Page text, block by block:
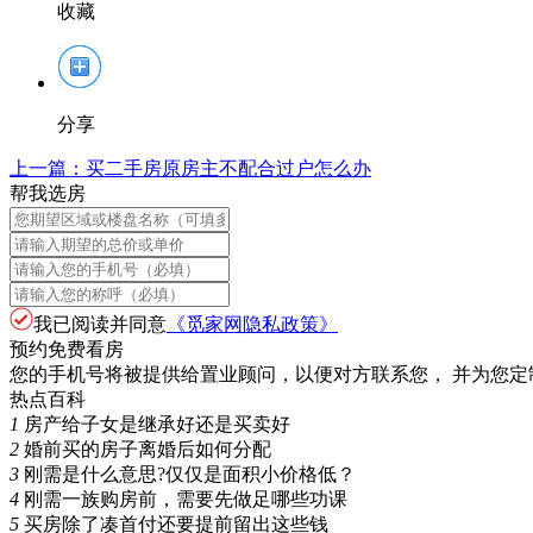
收藏
分享
上一篇： 买二手房原房主不配合过户怎么办
帮我选房
我已阅读并同意 《觅家网隐私政策》
预约免费看房
您的手机号将被提供给置业顾问，以便对方联系您， 并为您定
热点百科
1 房产给子女是继承好还是买卖好
2 婚前买的房子离婚后如何分配
3 刚需是什么意思?仅仅是面积小价格低？
4 刚需一族购房前，需要先做足哪些功课
5 买房除了凑首付还要提前留出这些钱